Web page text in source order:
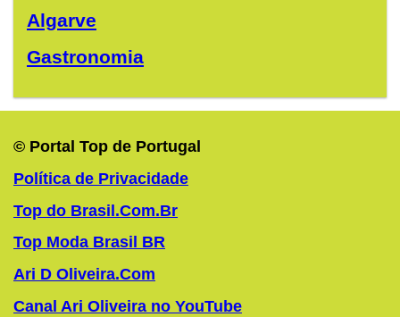
Algarve
Gastronomia
© Portal Top de Portugal
Política de Privacidade
Top do Brasil.Com.Br
Top Moda Brasil BR
Ari D Oliveira.Com
Canal Ari Oliveira no YouTube